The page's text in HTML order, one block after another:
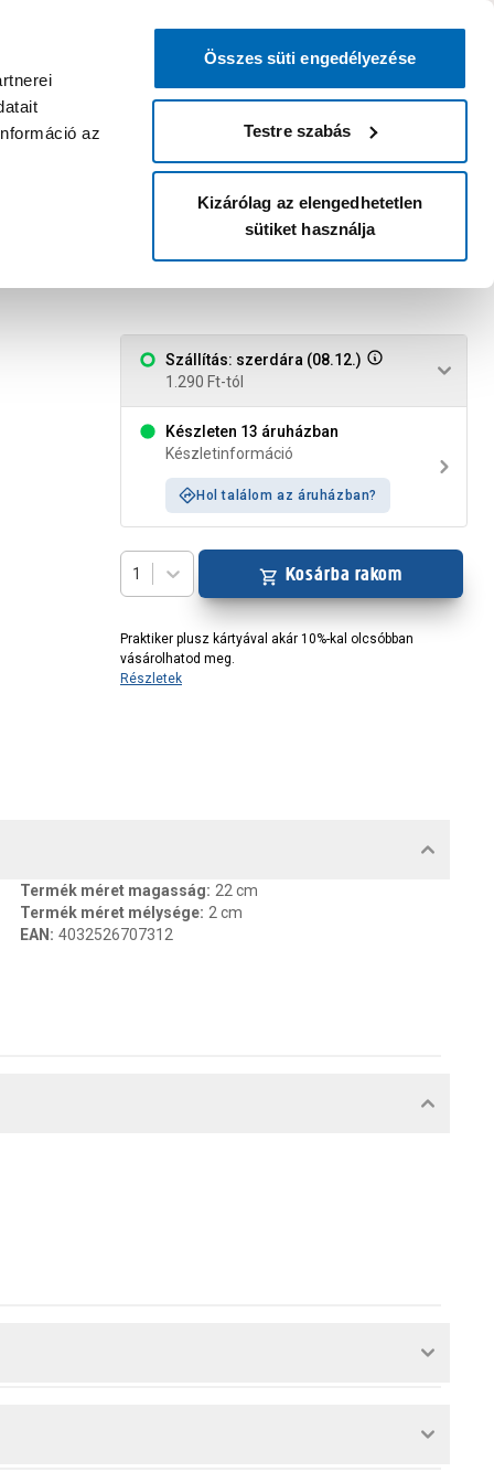
az
Összes süti engedélyezése
Testre szabás
Kizárólag az elengedhetetlen
sütiket használja
bejelentkezni?
Belépés Listáim
Áruházak és szolgáltatások
Szállítás: szerdára (08.12.)
1.290 Ft-tól
Készleten 13 áruházban
Készletinformáció
Hol találom az áruházban?
1 Kosárba rakom
Praktiker plusz kártyával akár 10%-kal olcsóbban
vásárolhatod meg.
Részletek
Termék méret magasság: 22 cm
Termék méret mélysége: 2 cm
EAN : 4032526707312